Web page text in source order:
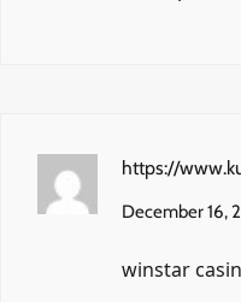
https://
December 16,
winstar